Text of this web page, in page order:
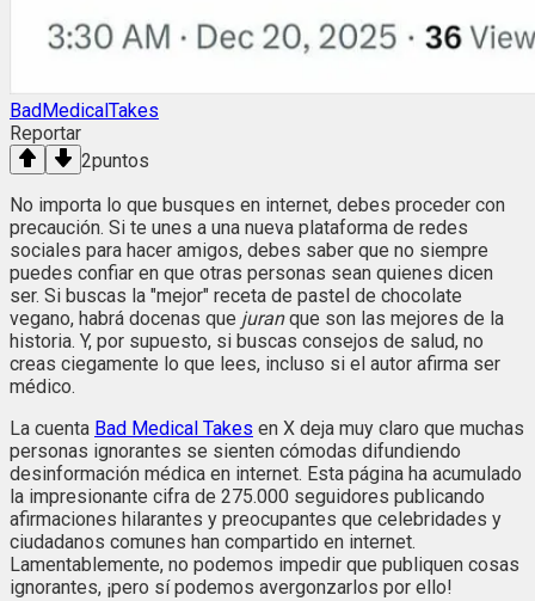
BadMedicalTakes
Reportar
2puntos
No importa lo que busques en internet, debes proceder con
precaución. Si te unes a una nueva plataforma de redes
sociales para hacer amigos, debes saber que no siempre
puedes confiar en que otras personas sean quienes dicen
ser. Si buscas la "mejor" receta de pastel de chocolate
vegano, habrá docenas que juranque son las mejores de la
historia. Y, por supuesto, si buscas consejos de salud, no
creas ciegamente lo que lees, incluso si el autor afirma ser
médico.
La cuenta Bad Medical Takes en X deja muy claro que muchas
personas ignorantes se sienten cómodas difundiendo
desinformación médica en internet. Esta página ha acumulado
la impresionante cifra de 275.000 seguidores publicando
afirmaciones hilarantes y preocupantes que celebridades y
ciudadanos comunes han compartido en internet.
Lamentablemente, no podemos impedir que publiquen cosas
ignorantes, ¡pero sí podemos avergonzarlos por ello!